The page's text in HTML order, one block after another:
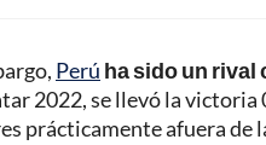
Perú ha sido un rival
2022, se llevó la
prácticamente afuera de